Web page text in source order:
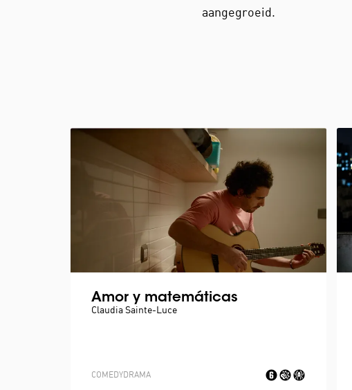
aangegroeid.
Amor y matemáticas
Claudia Sainte-Luce
COMEDYDRAMA